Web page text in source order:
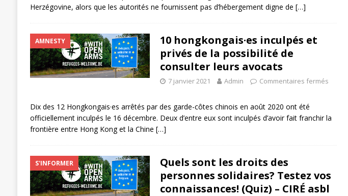
Herzégovine, alors que les autorités ne fournissent pas d’hébergement digne de […]
AMNESTY
10 hongkongais·es inculpés et
privés de la possibilité de
consulter leurs avocats
7 janvier 2021 Admin Commentaires fermés
Dix des 12 Hongkongais·es arrêtés par des garde-côtes chinois en août 2020 ont été
officiellement inculpés le 16 décembre. Deux d’entre eux sont inculpés d’avoir fait franchir la
frontière entre Hong Kong et la Chine […]
S'INFORMER
Quels sont les droits des
personnes solidaires? Testez vos
connaissances! (Quiz) – CIRÉ asbl